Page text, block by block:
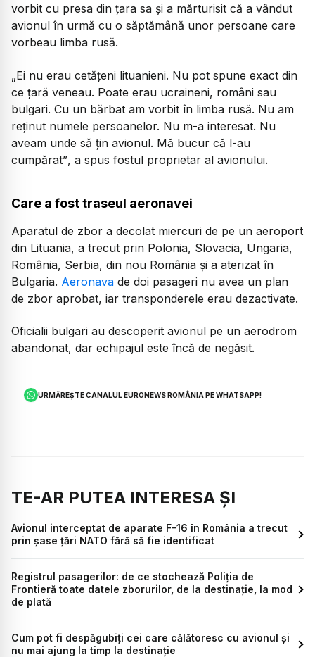
vorbit cu presa din țara sa și a mărturisit că a vândut
avionul în urmă cu o săptămână unor persoane care
vorbeau limba rusă.
„Ei nu erau cetățeni lituanieni. Nu pot spune exact din
ce țară veneau. Poate erau ucraineni, români sau
bulgari. Cu un bărbat am vorbit în limba rusă. Nu am
reținut numele persoanelor. Nu m-a interesat. Nu
aveam unde să țin avionul. Mă bucur că l-au
cumpărat”, a spus fostul proprietar al avionului.
Care a fost traseul aeronavei
Aparatul de zbor a decolat miercuri de pe un aeroport
din Lituania, a trecut prin Polonia, Slovacia, Ungaria,
România, Serbia, din nou România și a aterizat în
Bulgaria. Aeronava de doi pasageri nu avea un plan
de zbor aprobat, iar transponderele erau dezactivate.
Oficialii bulgari au descoperit avionul pe un aerodrom
abandonat, dar echipajul este încă de negăsit.
URMĂREȘTE CANALUL EURONEWS ROMÂNIA PE WHATSAPP!
TE-AR PUTEA INTERESA ȘI
Avionul interceptat de aparate F-16 în România a trecut
prin șase țări NATO fără să fie identificat
Registrul pasagerilor: de ce stochează Poliția de
Frontieră toate datele zborurilor, de la destinație, la mod
de plată
Cum pot fi despăgubiți cei care călătoresc cu avionul și
nu mai ajung la timp la destinație